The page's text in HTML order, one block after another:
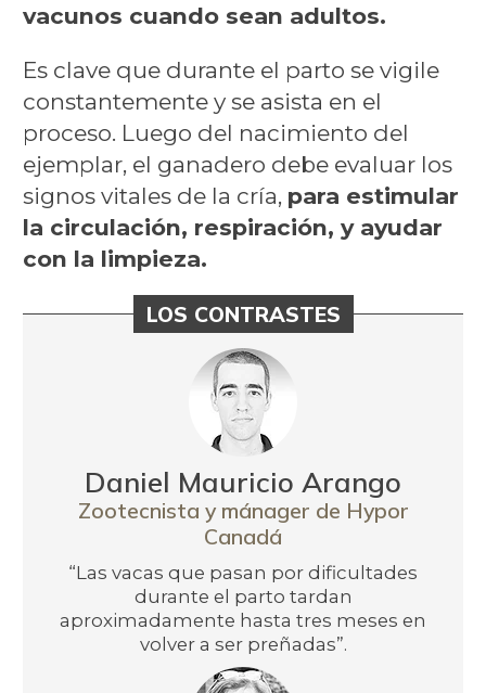
vacunos cuando sean adultos.
Es clave que durante el parto se vigile
constantemente y se asista en el
proceso. Luego del nacimiento del
ejemplar, el ganadero debe evaluar los
signos vitales de la cría, para estimular
la circulación, respiración, y ayudar
con la limpieza.
LOS CONTRASTES
Daniel Mauricio Arango
Zootecnista y mánager de Hypor
Canadá
“Las vacas que pasan por dificultades
durante el parto tardan
aproximadamente hasta tres meses en
volver a ser preñadas”.